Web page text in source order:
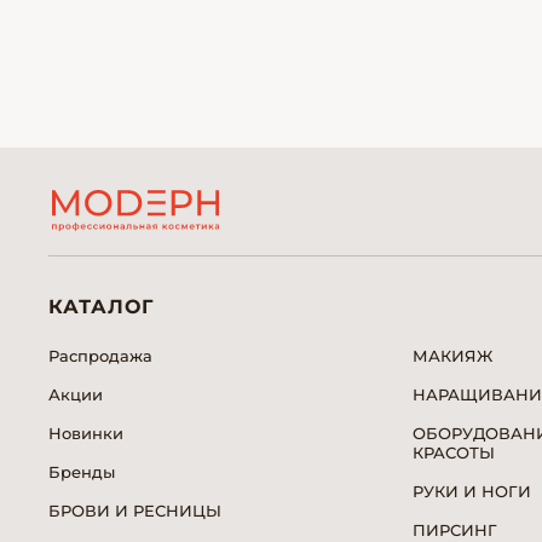
КАТАЛОГ
Распродажа
Акции
Новинки
Бренды
БРОВИ И РЕСНИЦЫ
МАКИЯЖ
КРАСОТЫ
РУКИ И НОГИ
ПИРСИНГ